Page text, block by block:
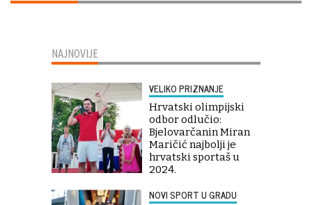
NAJNOVIJE
VELIKO PRIZNANJE
Hrvatski olimpijski
odbor odlučio:
Bjelovarčanin Miran
Maričić najbolji je
hrvatski sportaš u
2024.
NOVI SPORT U GRADU